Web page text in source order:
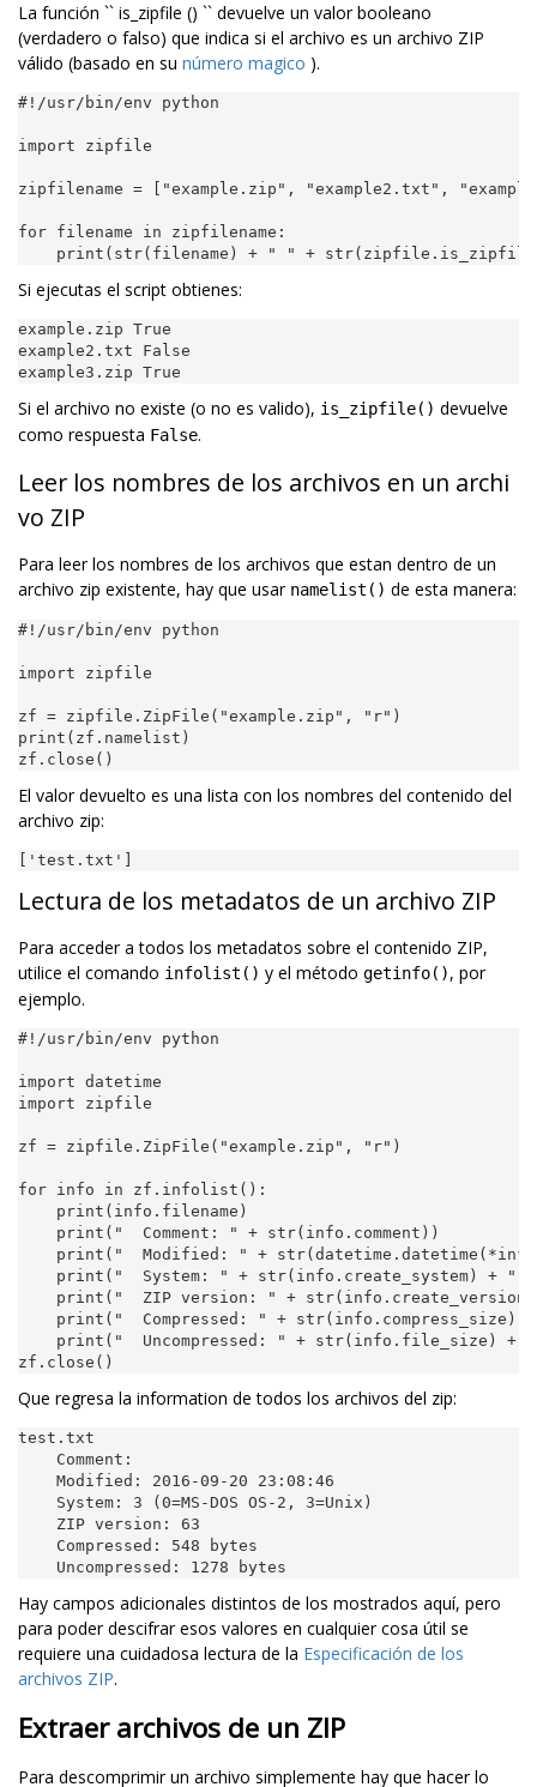
La función `` is_zipfile () `` devuelve un valor booleano
(verdadero o falso) que indica si el archivo es un archivo ZIP
válido (basado en su número magico ).
#!/usr/bin/env python
import zipfile
zipfilename = "example.zip" , "example2.txt" ,
for filename in zipfilename :
print ( str( filename ) + " " + str( zipfile . is_zipfile
Si ejecutas el script obtienes:
example . zip True
example2 . txt
False
example3 . zip True
Si el archivo no existe (o no es valido), is_zipfile() devuelve
como respuesta False.
Leer los nombres de los archivos en un archi
vo ZIP
Para leer los nombres de los archivos que estan dentro de un
archivo zip existente, hay que usar namelist() de esta manera:
#!/usr/bin/env python
import zipfile
zf = zipfile . ZipFile ( "example.zip" , "r" )
print ( zf . namelist )
zf . close ()
El valor devuelto es una lista con los nombres del contenido del
archivo zip:
'test.txt'
Lectura de los metadatos de un archivo ZIP
Para acceder a todos los metadatos sobre el contenido ZIP,
utilice el comando infolist() y el método getinfo(), por
ejemplo.
#!/usr/bin/env python
import datetime
import
zipfile
zf = zipfile . ZipFile ( "example.zip" , "r" )
for info in zf . infolist ():
print ( info . filename )
print ( "  Comment: " + str( info . comment ))
print ( "  Modified: " + str( datetime . datetime ( *info
print ( "  System: " + str( info . create_system ) +
"
print ( "  ZIP version: " + str( info . create_version
print ( "  Compressed: " + str( info . compress_size )
print ( "  Uncompressed: " + str( info . file_size ) +
zf . close ()
Que regresa la information de todos los archivos del zip:
test . txt
Comment :
Modified : 2016 -09 - 20 23 : 08 : 46
System : 3 ( 0=MS -DOS OS - 2 , 3=Unix )
ZIP version :
63
Compressed : 548
bytes
Uncompressed : 1278 bytes
Hay campos adicionales distintos de los mostrados aquí, pero
para poder descifrar esos valores en cualquier cosa útil se
requiere una cuidadosa lectura de la Especificación de los
archivos ZIP.
Extraer archivos de un ZIP
Para descomprimir un archivo simplemente hay que hacer lo